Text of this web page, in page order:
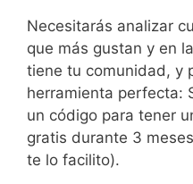
Necesitarás analizar
que más gustan y en
tiene tu comunidad, y
herramienta perfecta:
un código para tener
gratis durante 3
te lo facilito).